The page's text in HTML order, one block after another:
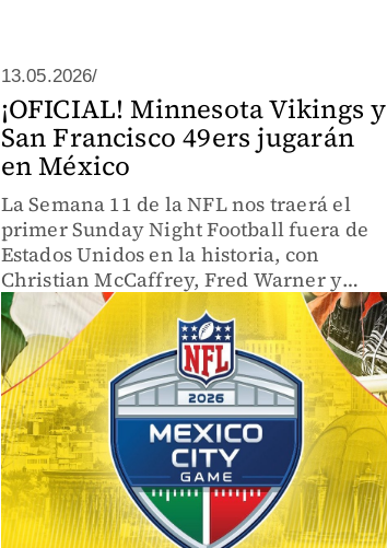
13.05.2026/
¡OFICIAL! Minnesota Vikings y
San Francisco 49ers jugarán
en México
La Semana 11 de la NFL nos traerá el
primer Sunday Night Football fuera de
Estados Unidos en la historia, con
Christian McCaffrey, Fred Warner y
Justin Jefferson como las figuras.